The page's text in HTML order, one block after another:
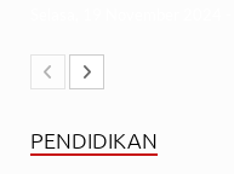
PENDIDIKAN